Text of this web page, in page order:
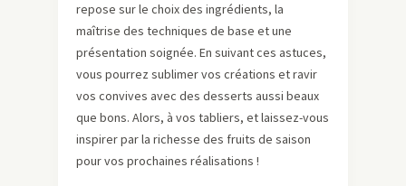
repose sur le choix des ingrédients, la
maîtrise des techniques de base et une
présentation soignée. En suivant ces astuces,
vous pourrez sublimer vos créations et ravir
vos convives avec des desserts aussi beaux
que bons. Alors, à vos tabliers, et laissez-vous
inspirer par la richesse des fruits de saison
pour vos prochaines réalisations !